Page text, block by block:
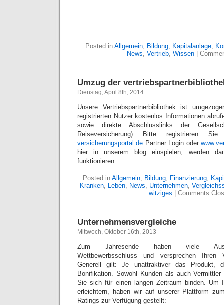
Posted in Allgemein, Bildung, Kapitalanlage,
News, Vertrieb, Wissen|
Umzug der
Dienstag, April 8th, 2014
Unsere Vertriebspartnerbibliothek ist
registrierten Nutzer kostenlos Informationen
sowie direkte Abschlusslinks der
Reiseversicherung) Bitte registrieren
versicherungsportal.de Partner Login oder
hier in unserem blog einspielen, werden
funktionieren.
Posted in Allgemein, Bildung, Finanzierung,
Kranken, Leben, News, Unternehmen,
witziges
Comments
Unternehmensvergleiche
Mittwoch, Oktober 16th, 2013
Zum Jahresende haben viele
Wettbewerbsschluss und versprechen Ihren
Generell gilt: Je unattraktiver das Produkt,
Bonifikation. Sowohl Kunden als auch
Sie sich für einen langen Zeitraum binden. Um
erleichtern, haben wir auf unserer Plattform
Ratings zur Verfügung gestellt: